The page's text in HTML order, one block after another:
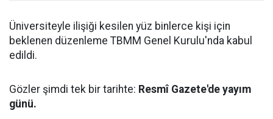
Üniversiteyle ilişiği kesilen yüz binlerce kişi için
beklenen düzenleme TBMM Genel Kurulu'nda kabul
edildi.
Gözler şimdi tek bir tarihte: Resmî Gazete'de yayım
günü.